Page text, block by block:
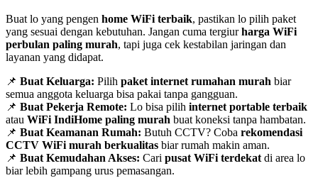
Buat lo yang pengen home WiFi terbaik, pastikan lo pilih paket
yang sesuai dengan kebutuhan. Jangan cuma tergiurharga WiFi
perbulan paling murah, tapi juga cek kestabilan jaringan dan
layanan yang didapat.
📌 Buat Keluarga: Pilih paket internet rumahan murah biar
semua anggota keluarga bisa pakai tanpa gangguan.
📌 Buat Pekerja Remote: Lo bisa pilih internet portable terbaik
atau WiFi IndiHome paling murah buat koneksi tanpa hambatan.
📌 Buat Keamanan Rumah: Butuh CCTV? Coba rekomendasi
CCTV WiFi murah berkualitas biar rumah makin aman.
📌 Buat Kemudahan Akses: Cari pusat WiFi terdekat di area lo
biar lebih gampang urus pemasangan.